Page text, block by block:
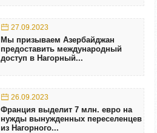
27.09.2023
Мы призываем Азербайджан
предоставить международный
доступ в Нагорный...
26.09.2023
Франция выделит 7 млн. евро на
нужды вынужденных переселенцев
из Нагорного...